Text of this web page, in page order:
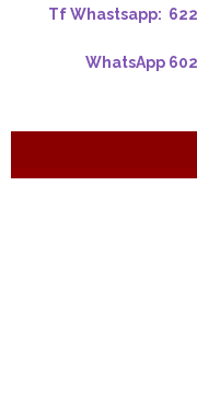
Tf Whastsapp: 622
WhatsApp